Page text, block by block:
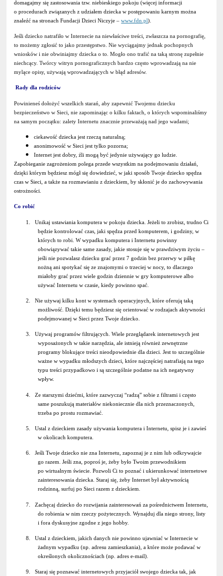
domagajmy się zastosowania tzw. niebieskiego pokoju (więcej informacji
o procedurach związanych z udziałem dziecka w postępowaniu karnym można
znaleźć na stronach Fundacji Dzieci Niczyje –www.fdn.pl).
Jeśli dziecko natrafiło w Internecie na niewłaściwe treści, zwłaszcza na pornografię,
to możemy zgłosić to jako przestępstwo. Nie wyciągajmy jednak pochopnych
wniosków i nie obwiniajmy dziecka o to. Mogło ono trafić na taką stronę zupełnie
niechcący. Twórcy witryn pornograficznych bardzo często wprowadzają na nie
mylące opisy, używają wprowadzających w błąd adresów.
Rady dla rodziców
Powinieneś dołożyć wszelkich starań, aby zapewnić Twojemu dziecku
bezpieczeństwo w Sieci, nie zapominając o kilku faktach, o których wspominaliśmy
na samym początku: zalety Internetu znacznie przeważają nad jego wadami;
ciekawość dziecka jest rzeczą naturalną;
anonimowość w Sieci jest tylko pozorna;
Internet jest dobry, źli mogą być jedynie używający go ludzie.
Zapobieganie zagrożeniom polega przede wszystkim na podejmowaniu działań,
dzięki którym będziesz mógł się dowiedzieć, w jaki sposób Twoje dziecko spędza
czas w Sieci, a także na rozmawianiu z dzieckiem, by skłonić je do zachowywania
ostrożności.
Co robić
1. Unikaj ustawiania komputera w pokoju dziecka. Jeżeli to zrobisz, trudno Ci
będzie kontrolować czas, jaki spędza przed komputerem, i godziny, w
których to robi. W wypadku komputera i Internetu powinny
obowiązywać takie same zasady, jakie stosuje się w prawdziwym życiu –
jeśli nie pozwalasz dziecku grać przez 7 godzin bez przerwy w piłkę
nożną ani spotykać się ze znajomymi o trzeciej w nocy, to dlaczego
miałoby grać przez wiele godzin dziennie w gry komputerowe albo
używać Internetu w czasie, kiedy powinno spać.
2. Nie używaj kilku kont w systemach operacyjnych, które oferują taką
możliwość. Dzięki temu będziesz się orientować w rodzajach aktywności
podejmowanej w Sieci przez Twoje dziecko.
3. Używaj programów filtrujących. Wiele przeglądarek internetowych jest
wyposażonych w takie narzędzia, ale istnieją również zewnętrzne
programy blokujące treści nieodpowiednie dla dzieci. Jest to szczególnie
ważne w wypadku młodszych dzieci, które najczęściej natrafiają na tego
typu treści przypadkowo i są szczególnie podatne na ich negatywny
wpływ.
4. Ze starszymi dziećmi, które zazwyczaj “radzą” sobie z filtrami i często
same poszukują materiałów niekoniecznie dla nich przeznaczonych,
trzeba po prostu rozmawiać.
5. Ustal z dzieckiem zasady używania komputera i Internetu, spisz je i zawieś
w okolicach komputera.
6. Jeśli Twoje dziecko nie zna Internetu, zapoznaj je z nim lub odkrywajcie
go razem. Jeśli zna, poproś je, żeby było Twoim przewodnikiem
po wirtualnym świecie. Pozwoli Ci to poznać i ukierunkować internetowe
zainteresowania dziecka. Staraj się, żeby Internet był aktywnością
rodzinną, surfuj po Sieci razem z dzieckiem.
7. Zachęcaj dziecko do rozwijania zainteresowań za pośrednictwem Internetu,
do robienia w nim rzeczy pożytecznych. Wynajduj dla niego strony, listy
i fora dyskusyjne zgodne z jego hobby.
8. Ustal z dzieckiem, jakich danych nie powinno ujawniać w Internecie w
żadnym wypadku (np. adresu zamieszkania), a które może podawać w
określonych okolicznościach (np. adres e-mail).
9. Staraj się poznawać internetowych przyjaciół swojego dziecka tak, jak